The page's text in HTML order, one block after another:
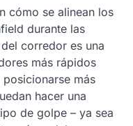
cómo se alinean los
durante las
corredor es una
más rápidos
más
hacer una
de golpe – ya sea